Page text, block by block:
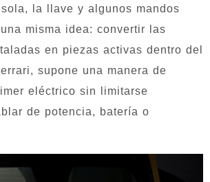
la llave y algunos mandos
misma idea: convertir las
en piezas activas dentro del
supone una manera de
eléctrico sin limitarse
de potencia, batería o